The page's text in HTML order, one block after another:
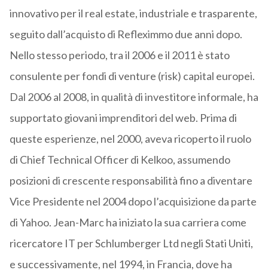
innovativo per il real estate, industriale e trasparente,
seguito dall’acquisto di Refleximmo due anni dopo.
Nello stesso periodo, tra il 2006 e il 2011 è stato
consulente per fondi di venture (risk) capital europei.
Dal 2006 al 2008, in qualità di investitore informale, ha
supportato giovani imprenditori del web. Prima di
queste esperienze, nel 2000, aveva ricoperto il ruolo
di Chief Technical Officer di Kelkoo, assumendo
posizioni di crescente responsabilità fino a diventare
Vice Presidente nel 2004 dopo l’acquisizione da parte
di Yahoo. Jean-Marc ha iniziato la sua carriera come
ricercatore IT per Schlumberger Ltd negli Stati Uniti,
e successivamente, nel 1994, in Francia, dove ha